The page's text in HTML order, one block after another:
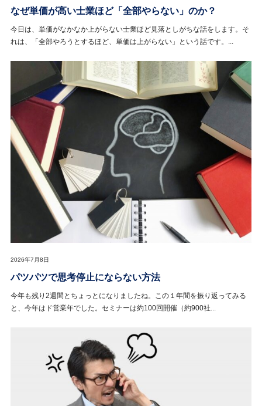
なぜ単価が高い士業ほど「全部やらない」のか？
今日は、単価がなかなか上がらない士業ほど見落としがちな話をします。そ
れは、「全部やろうとするほど、単価は上がらない」という話です。...
2026年7月8日
パツパツで思考停止にならない方法
今年も残り2週間とちょっとになりましたね。この１年間を振り返ってみる
と、今年はド営業年でした。セミナーは約100回開催（約900社...